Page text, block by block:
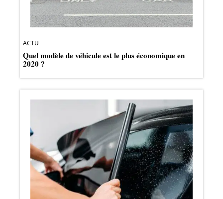
ACTU
Quel modèle de véhicule est le plus économique en
2020 ?